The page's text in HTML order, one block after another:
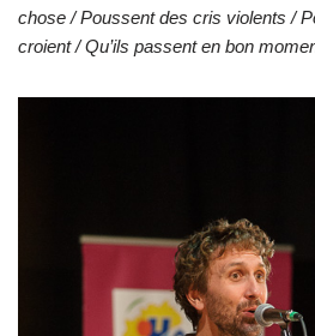
chose / Poussent des cris violents /
croient / Qu’ils passent en bon